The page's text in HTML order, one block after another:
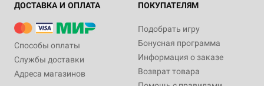
ДОСТАВКА И ОПЛАТА
Способы оплаты
Службы доставки
Адреса магазинов
ПОКУПАТЕЛЯМ
Подобрать игру
Бонусная программа
Информация о заказе
Возврат товара